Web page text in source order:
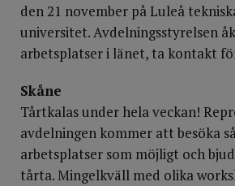
den 21 november på Luleå
universitet. Avdelningsstyrelsen
arbetsplatser i länet, ta kontakt
Skåne
Tårtkalas under hela veckan!
avdelningen kommer att besöka
arbetsplatser som möjligt och
tårta. Mingelkväll med olika